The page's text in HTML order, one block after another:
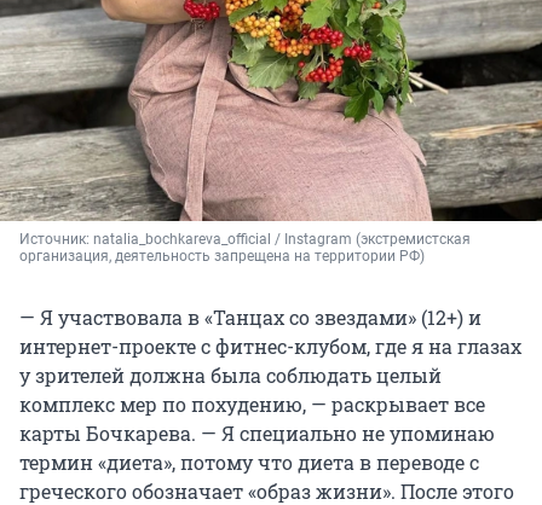
Источник: natalia_bochkareva_official / Instagram (экстремистская
организация, деятельность запрещена на территории РФ)
— Я участвовала в «Танцах со звездами» (12+) и
интернет-проекте с фитнес-клубом, где я на глазах
у зрителей должна была соблюдать целый
комплекс мер по похудению, — раскрывает все
карты Бочкарева. — Я специально не упоминаю
термин «диета», потому что диета в переводе с
греческого обозначает «образ жизни». После этого